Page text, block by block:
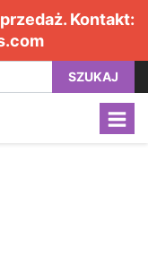
Kontakt:
SZUKAJ